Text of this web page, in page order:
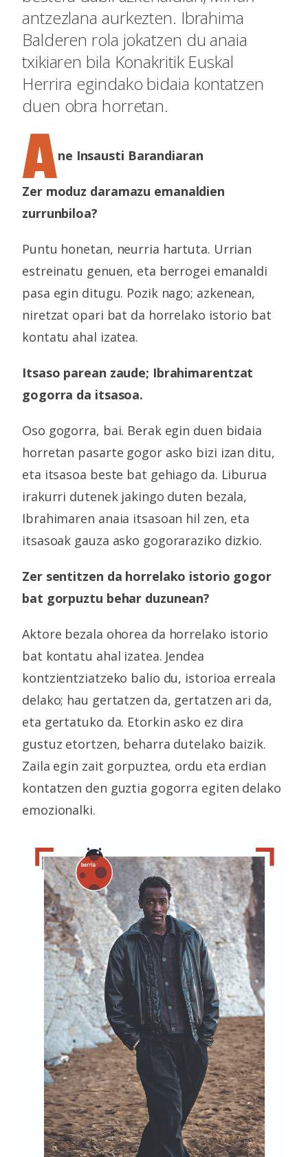
antzezlana aurkezten. Ibrahima
Balderen rola jokatzen du anaia
txikiaren bila Konakritik Euskal
Herrira egindako bidaia kontatzen
duen obra horretan.
Ane Insausti Barandiaran
Zer moduz daramazu emanaldien
zurrunbiloa?
Puntu honetan, neurria hartuta. Urrian
estreinatu genuen, eta berrogei emanaldi
pasa egin ditugu. Pozik nago; azkenean,
niretzat opari bat da horrelako istorio bat
kontatu ahal izatea.
Itsaso parean zaude; Ibrahimarentzat
gogorra da itsasoa.
Oso gogorra, bai. Berak egin duen bidaia
horretan pasarte gogor asko bizi izan ditu,
eta itsasoa beste bat gehiago da. Liburua
irakurri dutenek jakingo duten bezala,
Ibrahimaren anaia itsasoan hil zen, eta
itsasoak gauza asko gogoraraziko dizkio.
Zer sentitzen da horrelako istorio gogor
bat gorpuztu behar duzunean?
Aktore bezala ohorea da horrelako istorio
bat kontatu ahal izatea. Jendea
kontzientziatzeko balio du, istorioa erreala
delako; hau gertatzen da, gertatzen ari da,
eta gertatuko da. Etorkin asko ez dira
gustuz etortzen, beharra dutelako baizik.
Zaila egin zait gorpuztea, ordu eta erdian
kontatzen den guztia gogorra egiten delako
emozionalki.